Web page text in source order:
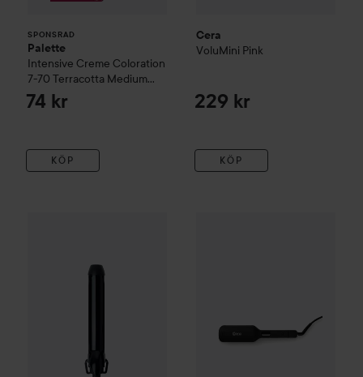
SPONSRAD
Palette
Intensive Creme Coloration
7-70 Terracotta Medium
Blonde
74 kr
KÖP
Cera
VoluMini Pink
229 kr
KÖP